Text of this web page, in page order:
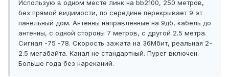
Использую в одном месте линк на bb2100, 250 метров,
без прямой видимости, по середине перекрывает 9 эт
панельный дом. Антенны направленные на 9дб, кабель до
антенны, с одной стороны 7 метров, с другой 2.5 метра.
Сигнал -75 -78. Скорость зажата на 36Мбит, реальная 2-
2.5 мегабайта. Канал не стандартный. Пурег включен.
Больше года без нареканий.